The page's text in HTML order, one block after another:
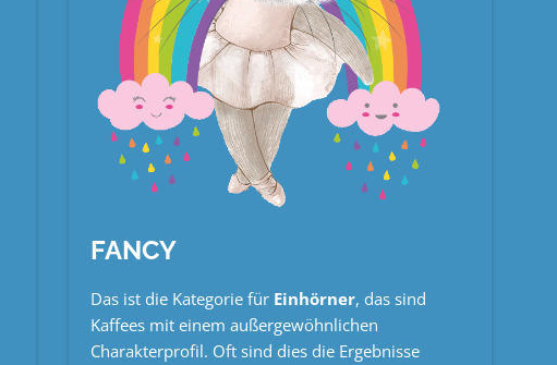
FANCY
Das ist die Kategorie für Einhörner, das sind
Kaffees mit einem außergewöhnlichen
Charakterprofil. Oft sind dies die Ergebnisse